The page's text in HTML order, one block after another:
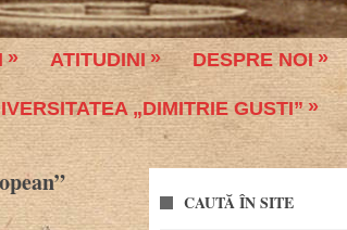
ATITUDINI DESPRE NOI
„DIMITRIE GUSTI”
CAUTĂ ÎN SITE